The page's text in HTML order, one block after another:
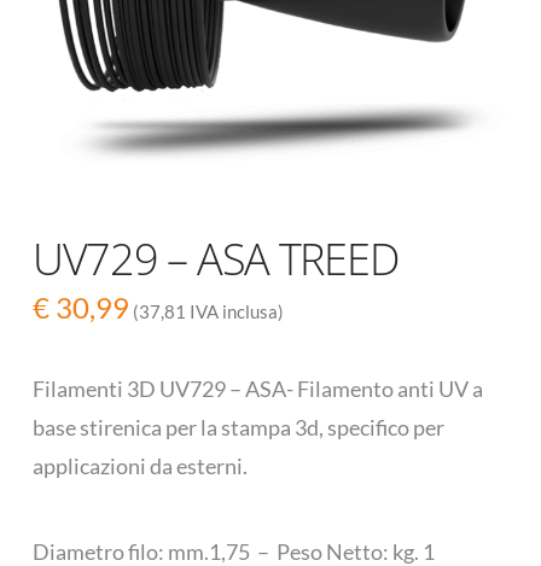
UV729 – ASA TREED
€30,99 (37,81 IVA inclusa)
Filamenti 3D UV729 – ASA- Filamento anti UV a
base stirenica per la stampa 3d, specifico per
applicazioni da esterni.
Diametro filo: mm.1,75 – Peso Netto: kg. 1